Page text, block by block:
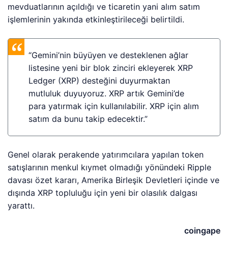
mevduatlarının açıldığı ve ticaretin yani alım satım
işlemlerinin yakında etkinleştirileceği belirtildi.
“Gemini’nin büyüyen ve desteklenen ağlar
listesine yeni bir blok zinciri ekleyerek XRP
Ledger (XRP) desteğini duyurmaktan
mutluluk duyuyoruz. XRP artık Gemini’de
para yatırmak için kullanılabilir. XRP için alım
satım da bunu takip edecektir.”
Genel olarak perakende yatırımcılara yapılan token
satışlarının menkul kıymet olmadığı yönündeki Ripple
davası özet kararı, Amerika Birleşik Devletleri içinde ve
dışında XRP topluluğu için yeni bir olasılık dalgası
yarattı.
coingape